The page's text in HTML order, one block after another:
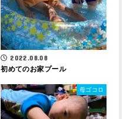
2022.08.08
初めてのお家プール
母ゴコロ